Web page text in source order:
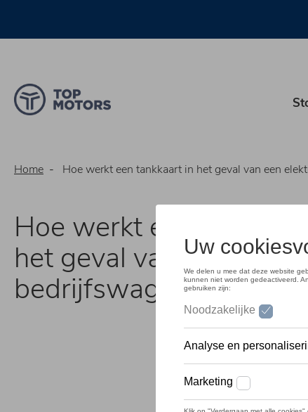
naar
gaan
Home Hoe werkt een tankkaart in het geval van een elektrische
Hoe werkt een tankkaart
het geval van een
bedrijfswagen?